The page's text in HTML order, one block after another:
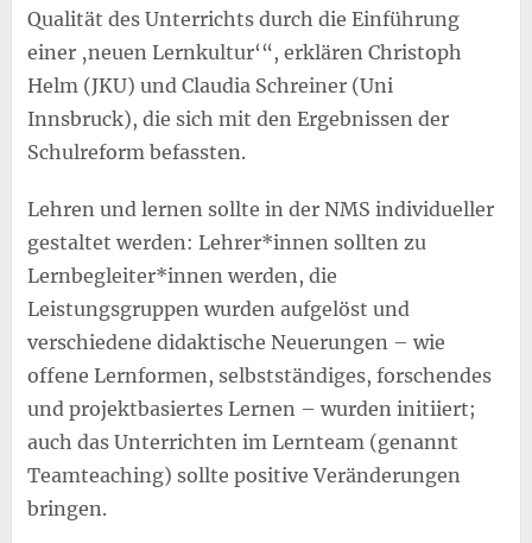
Qualität des Unterrichts durch die Einführung
einer ‚neuen Lernkultur‘“, erklären Christoph
Helm (JKU) und Claudia Schreiner (Uni
Innsbruck), die sich mit den Ergebnissen der
Schulreform befassten.
Lehren und lernen sollte in der NMS individueller
gestaltet werden: Lehrer*innen sollten zu
Lernbegleiter*innen werden, die
Leistungsgruppen wurden aufgelöst und
verschiedene didaktische Neuerungen – wie
offene Lernformen, selbstständiges, forschendes
und projektbasiertes Lernen – wurden initiiert;
auch das Unterrichten im Lernteam (genannt
Teamteaching) sollte positive Veränderungen
bringen.